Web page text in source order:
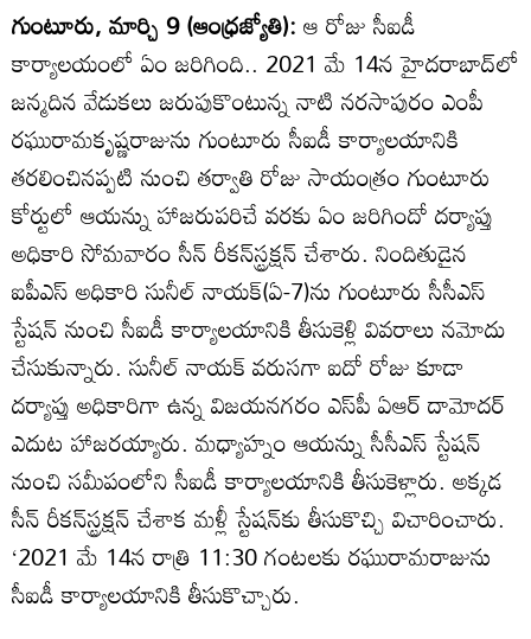
గుంటూరు, మార్చి 9 (ఆంధ్రజ్యోతి):ఆ రోజు సీఐడీ
కార్యాలయంలో ఏం జరిగింది.. 2021 మే 14న హైదరాబాద్‌లో
జన్మదిన వేడుకలు జరుపుకొంటున్న నాటి నరసాపురం ఎంపీ
రఘురామకృష్ణరాజును గుంటూరు సీఐడీ కార్యాలయానికి
తరలించినప్పటి నుంచి తర్వాతి రోజు సాయంత్రం గుంటూరు
కోర్టులో ఆయన్ను హాజరుపరిచే వరకు ఏం జరిగిందో దర్యాప్తు
అధికారి సోమవారం సీన్‌ రీకన్‌స్ట్రక్షన్‌ చేశారు. నిందితుడైన
ఐపీఎస్‌ అధికారి సునీల్‌ నాయక్‌(ఏ-7)ను గుంటూరు సీసీఎస్‌
స్టేషన్‌ నుంచి సీఐడీ కార్యాలయానికి తీసుకెళ్లి వివరాలు నమోదు
చేసుకున్నారు. సునీల్‌ నాయక్‌ వరుసగా ఐదో రోజు కూడా
దర్యాప్తు అధికారిగా ఉన్న విజయనగరం ఎస్‌పీ ఏఆర్‌ దామోదర్‌
ఎదుట హాజరయ్యారు. మధ్యాహ్నం ఆయన్ను సీసీఎస్‌ స్టేషన్‌
నుంచి సమీపంలోని సీఐడీ కార్యాలయానికి తీసుకెళ్లారు. అక్కడ
సీన్‌ రీకన్‌స్ట్రక్షన్‌ చేశాక మళ్లీ స్టేషన్‌కు తీసుకొచ్చి విచారించారు.
‘2021 మే 14న రాత్రి 11:30 గంటలకు రఘురామరాజును
సీఐడీ కార్యాలయానికి తీసుకొచ్చారు.